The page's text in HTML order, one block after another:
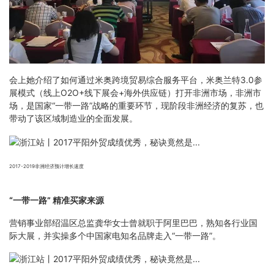
会上她介绍了如何通过米奥跨境贸易综合服务平台，米奥兰特3.0参
展模式（线上O2O+线下展会+海外供应链）打开非洲市场，非洲市
场，是国家“一带一路”战略的重要环节，现阶段非洲经济的复苏，也
带动了该区域制造业的全面发展。
2017-2019非洲经济预计增长速度
“一带一路” 精准买家来源
营销事业部绍温区总监龚华女士曾就职于阿里巴巴，熟知各行业国
际大展，并实操多个中国家电知名品牌走入“一带一路”。